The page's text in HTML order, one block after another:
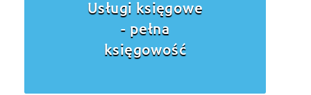
Usługi księgowe -
ryczałt
ewidencjonowany